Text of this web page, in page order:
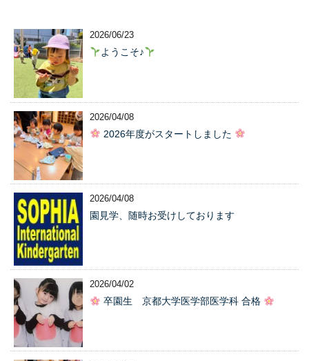
2026/06/23
ようこそ♪
2026/04/08
2026年度がスタートしました
2026/04/08
園見学、随時お受けしております
2026/04/02
卒園生 京都大学医学部医学科 合格